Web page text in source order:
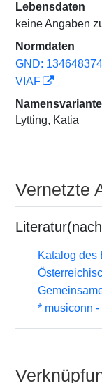
Lebensdaten
keine Angaben
Normdaten
GND: 134648374
VIAF
Lytting, Katia
Vernetzte
Katalog des
* musiconn